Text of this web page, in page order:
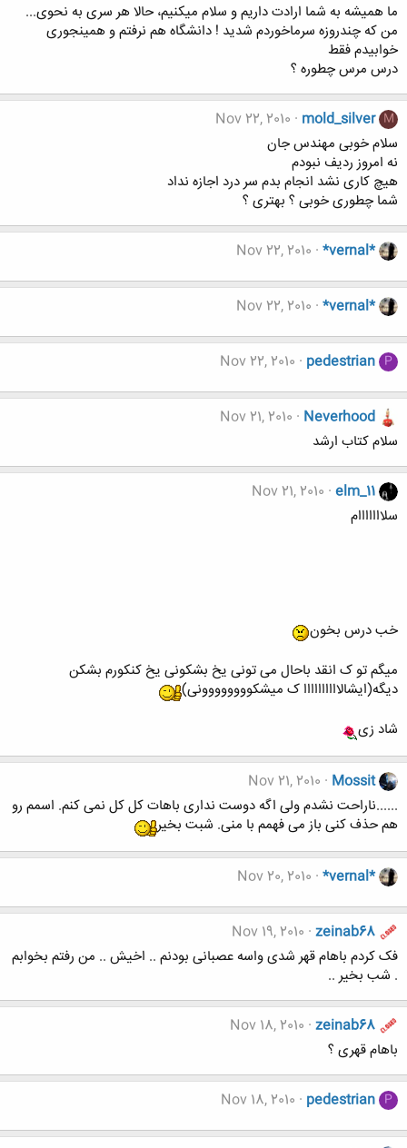
ما همیشه به شما ارادت داریم و سلام میکنیم، حالا هر سری به نحوی...
من که چندروزه سرماخوردم شدید ! دانشگاه هم نرفتم و همینجوری
خوابیدم فقط
درس مرس چطوره ؟
M
mold_silver
Nov 22, 2010
سلام خوبی مهندس جان
نه امروز ردیف نبودم
هیچ کاری نشد انجام بدم سر درد اجازه نداد
شما چطوری خوبی ؟ بهتری ؟
*vernal*
Nov 22, 2010
*vernal*
Nov 22, 2010
P
pedestrian
Nov 22, 2010
Neverhood
Nov 21, 2010
سلام کتاب ارشد
elm_11
Nov 21, 2010
سلااااااام
خب درس بخون
میگم تو ک انقد باحال می تونی یخ بشکونی یخ کنکورم بشکن
دیگه(ایشالاااااااااا ک میشکوووووووونی)
شاد زی
Mossit
Nov 21, 2010
......ناراحت نشدم ولی اگه دوست نداری باهات کل کل نمی کنم. اسمم رو
هم حذف کنی باز می فهمم با منی. شبت بخیر
*vernal*
Nov 20, 2010
zeinab68
Nov 19, 2010
فک کردم باهام قهر شدی واسه عصبانی بودنم .. اخیش .. من رفتم بخوابم
. شب بخیر ..
zeinab68
Nov 18, 2010
باهام قهری ؟
P
pedestrian
Nov 18, 2010